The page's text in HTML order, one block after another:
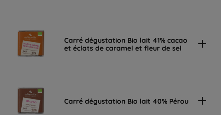
Carré dégustation Bio lait 41% cacao
et éclats de caramel et fleur de sel
Carré dégustation Bio lait 40% Pérou